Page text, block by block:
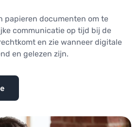
papieren documenten om te
communicatie op tijd bij de
en zie wanneer digitale
en gelezen zijn.